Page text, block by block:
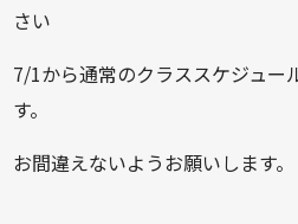
さい
7/1から通常のクラススケジュー
す。
お間違えないようお願いします。